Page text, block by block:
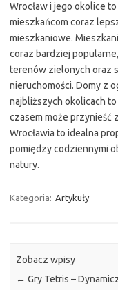
Wrocław i jego okolice
mieszkańcom coraz
mieszkaniowe.
coraz bardziej
terenów zielonych oraz
nieruchomości. Domy z
najbliższych okolicach
czasem może przynieść
Wrocławia to idealna
pomiędzy codziennymi
natury.
Kategoria: Artykuły
Zobacz wpisy
← Gry Tetris –